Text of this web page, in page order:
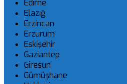
Edirne
Elazığ
Erzincan
Erzurum
Eskişehir
Gaziantep
Giresun
Gümüşhane